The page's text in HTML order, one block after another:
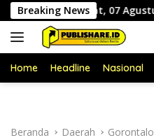
Langsung
ke
konten
Breaking News
Jumat, 07 Agustus 2026
Home Headline Nasional
Beranda Daerah Gorontalo